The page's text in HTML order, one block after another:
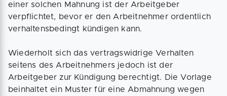
einer solchen Mahnung ist der Arbeitgeber
verpflichtet, bevor er den Arbeitnehmer ordentlich
verhaltensbedingt kündigen kann.
Wiederholt sich das vertragswidrige Verhalten
seitens des Arbeitnehmers jedoch ist der
Arbeitgeber zur Kündigung berechtigt. Die Vorlage
beinhaltet ein Muster für eine Abmahnung wegen